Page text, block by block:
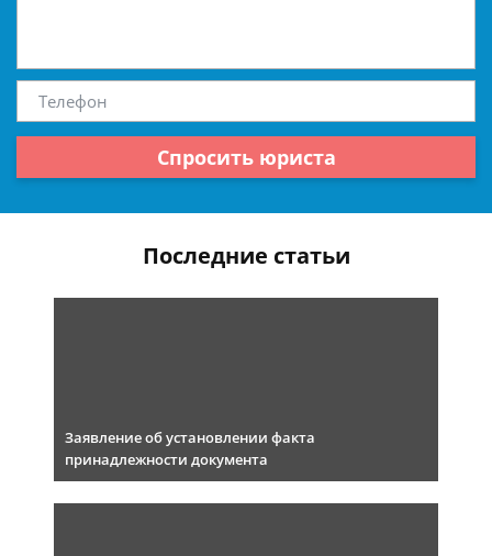
Спросить юриста
Последние статьи
Заявление об установлении факта
принадлежности документа